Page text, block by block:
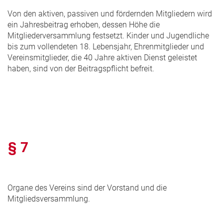
Von den aktiven, passiven und fördernden Mitgliedern wird
ein Jahresbeitrag erhoben, dessen Höhe die
Mitgliederversammlung festsetzt. Kinder und Jugendliche
bis zum vollendeten 18. Lebensjahr, Ehrenmitglieder und
Vereinsmitglieder, die 40 Jahre aktiven Dienst geleistet
haben, sind von der Beitragspflicht befreit.
§ 7
Organe des Vereins sind der Vorstand und die
Mitgliedsversammlung.